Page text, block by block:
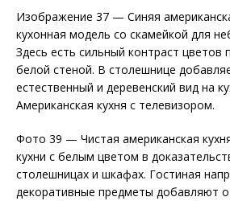
Изображение 37 — Синяя
кухонная модель со скамейкой для
Здесь есть сильный контраст
белой стеной. В столешнице
естественный и деревенский вид на
Американская кухня с телевизором.
Фото 39 — Чистая американская
кухни с белым цветом в
столешницах и шкафах. Гостиная
декоративные предметы добавляют